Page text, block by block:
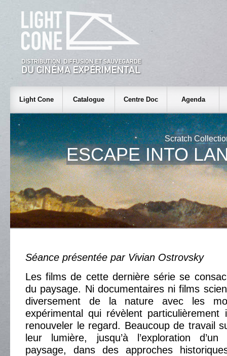
Light Cone Catalogue Centre Doc Agenda
Scratch
ESCAPE INTO
Séance présentée par Vivian Ostrovsky
Les films de cette dernière série se
du paysage. Ni documentaires ni films
diversement de la nature avec les
expérimental qui révèlent
renouveler le regard. Beaucoup de travail
leur lumière, jusqu’à l’exploration
paysage, dans des approches